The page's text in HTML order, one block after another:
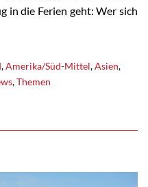
in die Ferien geht: Wer sich
,Amerika/Süd-Mittel,Asien,
,Themen